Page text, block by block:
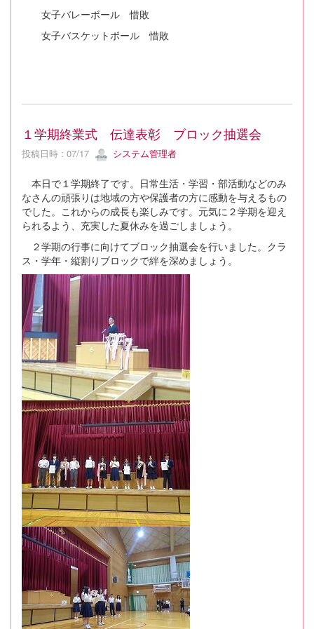
女子バレーボール 惜敗
女子バスケットボール 惜敗
１学期終業式 伝達表彰 ブロック抽選会
投稿日時 : 07/17 システム管理者
本日で１学期終了です。日常生活・学習・部活動などのみ
なさんの頑張りは地域の方や保護者の方に感動を与えるもの
でした。これからの成長も楽しみです。元気に２学期を迎え
られるよう、充実した夏休みを過ごしましょう。
２学期の行事に向けてブロック抽選会を行いました。クラ
ス・学年・縦割りブロックで絆を深めましょう。